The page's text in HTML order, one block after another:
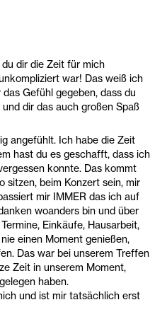
dir die Zeit für mich
war! Das weiß ich
Gefühl gegeben, dass du
dir das auch großen Spaß
angefühlt. Ich habe die Zeit
hast du es geschafft, dass ich
konnte. Das kommt
sitzen, beim Konzert sein, mir
mir IMMER das ich auf
woanders bin und über
Einkäufe, Hausarbeit,
einen Moment genießen,
Das war bei unserem Treffen
Zeit in unserem Moment,
haben.
und ist mir tatsächlich erst